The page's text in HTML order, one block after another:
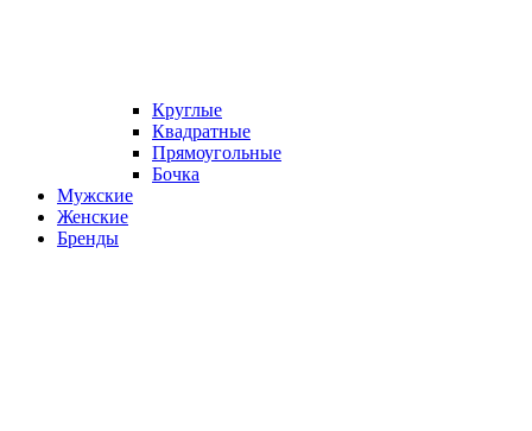
Круглые
Квадратные
Прямоугольные
Бочка
Мужские
Женские
Бренды